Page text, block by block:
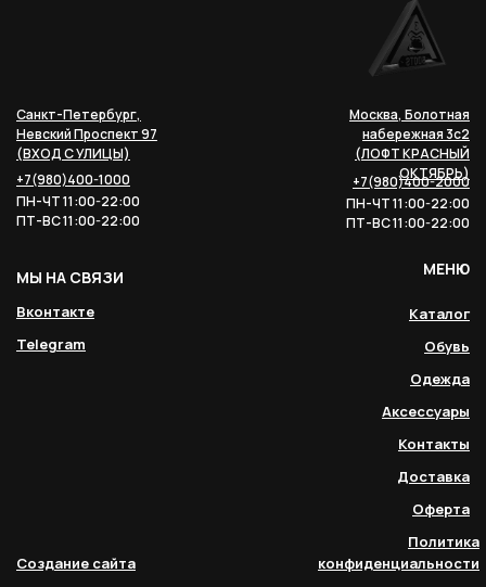
Санкт-Петербург,
Невский Проспект 97
(ВХОД С УЛИЦЫ)
+7(980)400-1000
ПН-ЧТ 11:00-22:00
ПТ-ВС 11:00-22:00
Москва, Болотная
набережная 3с2
(ЛОФТ КРАСНЫЙ
ОКТЯБРЬ)
+7(980)400-2000
ПН-ЧТ 11:00-22:00
ПТ-ВС 11:00-22:00
МЕНЮ
Каталог
Обувь
Одежда
Аксессуары
Контакты
Доставка
Оферта
Политика
конфиденциальности
МЫ НА СВЯЗИ
Вконтакте
Telegram
Создание сайта